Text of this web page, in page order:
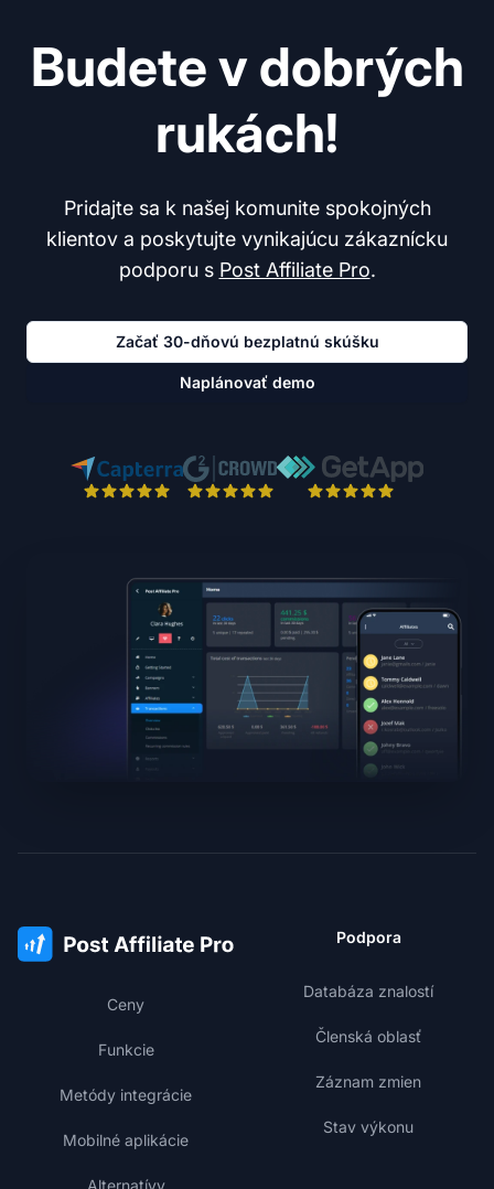
Budete v dobrých
rukách!
Pridajte sa k našej komunite spokojných
klientov a poskytujte vynikajúcu zákaznícku
podporu s Post Affiliate Pro.
Začať 30-dňovú bezplatnú skúšku
Naplánovať demo
Ceny
Funkcie
Metódy integrácie
Mobilné aplikácie
Alternatívy
Podpora
Databáza znalostí
Členská oblasť
Záznam zmien
Stav výkonu